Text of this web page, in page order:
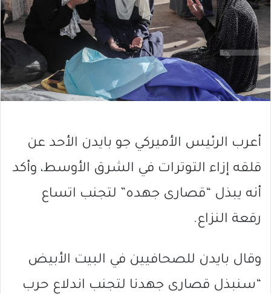
أعرب الرئيس الأميركي جو بايدن الأحد عن
قلقه إزاء التوترات في الشرق الأوسط، وأكد
أنه يبذل “قصارى جهده” لتجنب اتساع
رقعة النزاع.
وقال بايدن للصحافيين في البيت الأبيض
“سنبذل قصارى جهدنا لتجنب اندلاع حرب